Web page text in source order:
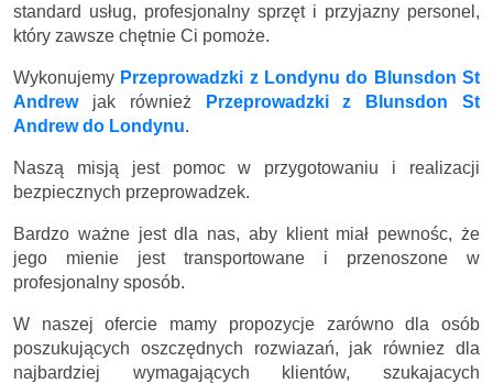
standard usług, profesjonalny sprzęt i przyjazny personel,
który zawsze chętnie Ci pomoże.
Wykonujemy Przeprowadzki z Londynu do Blunsdon St
Andrewjak również
Przeprowadzki z Blunsdon St
Andrew do Londynu.
Naszą misją jest pomoc w przygotowaniu i realizacji
bezpiecznych przeprowadzek.
Bardzo ważne jest dla nas, aby klient miał pewnośc, że
jego mienie jest transportowane i przenoszone w
profesjonalny sposób.
W naszej ofercie mamy propozycje zarówno dla osób
poszukujących oszczędnych rozwiazań, jak równiez dla
najbardziej wymagających klientów, szukajacych